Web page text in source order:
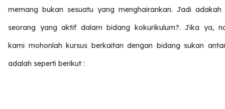
memang bukan sesuatu yang menghairankan. Jadi adakah
seorang yang aktif dalam bidang kokurikulum?. Jika ya,
kami mohonlah kursus berkaitan dengan bidang sukan
adalah seperti berikut :